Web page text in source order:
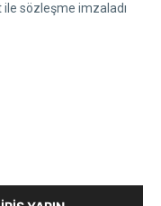
sözleşme imzaladı